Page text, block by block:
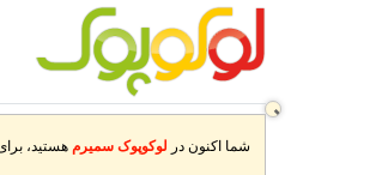
شما اکنون در لوکوپوک سمیرم هستید،